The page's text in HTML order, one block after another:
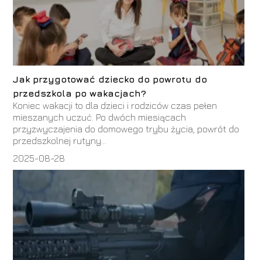
Jak przygotować dziecko do powrotu do
przedszkola po wakacjach?
Koniec wakacji to dla dzieci i rodziców czas pełen
mieszanych uczuć. Po dwóch miesiącach
przyzwyczajenia do domowego trybu życia, powrót do
przedszkolnej rutyny...
2025-08-28